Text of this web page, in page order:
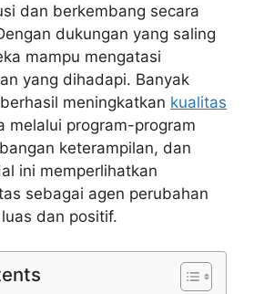
dan berkembang secara
dukungan yang saling
mampu mengatasi
yang dihadapi. Banyak
meningkatkan kualitas
melalui program-program
keterampilan, dan
ini memperlihatkan
sebagai agen perubahan
dan positif.